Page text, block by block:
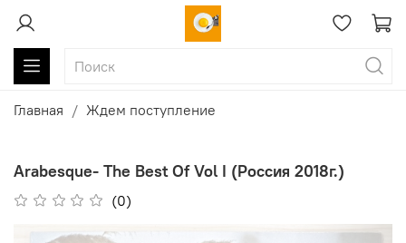
Главная Ждем поступление
Arabesque- The Best Of Vol I (Россия 2018г.)
(0)